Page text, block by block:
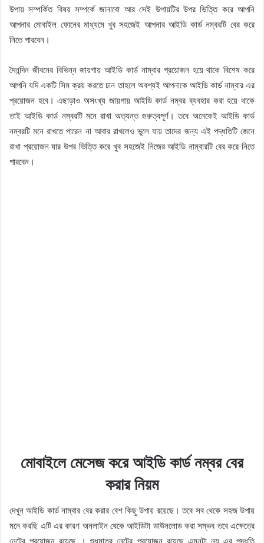
উপায় সম্পর্কিত বিষয় সম্পর্কে জানাবো আর সেই উপায়টির উপর ভিত্তি করে আপনি
আপনার মোবাইল ফোনের মাধ্যমে খুব সহজেই আপনার আইডি কার্ড নম্বরটি বের করে
নিতে পারবেন।
দৈনন্দিন জীবনের বিভিন্ন জায়গায় আইডি কার্ড নাম্বার প্রয়োজন হয়ে থাকে বিশেষ করে
আপনি যদি একটি সিম ক্রয় করতে চান তাহলে অবশ্যই আপনাকে আইডি কার্ড নাম্বার এর
প্রয়োজন হবে। এছাড়াও অসংখ্য জায়গায় আইডি কার্ড নম্বর ব্যবহার করা হয়ে থাকে
তাই আইডি কার্ড নম্বরটি মনে রাখা অত্যন্ত গুরুত্বপূর্ণ। তবে অনেকেই আইডি কার্ড
নম্বরটি মনে রাখতে পারেন না আবার রাখলেও ভুলে যায় তাদের জন্য এই পদ্ধতিটি জেনে
রাখা প্রয়োজন যার উপর ভিত্তি করে খুব সহজেই নিজের আইডি নাম্বারটি বের করে নিতে
পারবেন।
মোবাইলে মেসেজ করে আইডি কার্ড নম্বর বের
করার নিয়ম
দেখুন আইডি কার্ড নাম্বার বের করার বেশ কিছু উপায় রয়েছে। তবে সব থেকে সহজ উপায়
মনে করছি এটি এর কারণ অনলাইন থেকে আইডিটা ডাউনলোড করা সম্ভব তবে এক্ষেত্রে